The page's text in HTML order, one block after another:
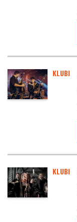
KLUBI
KLUBI